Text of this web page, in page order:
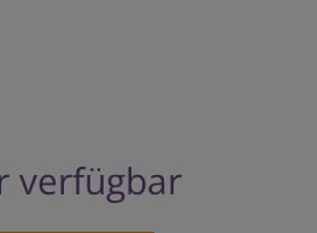
verfügbar